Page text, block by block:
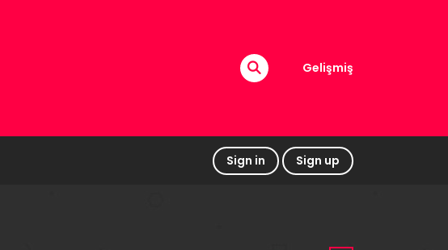
Gelişmiş
Sign in Sign up